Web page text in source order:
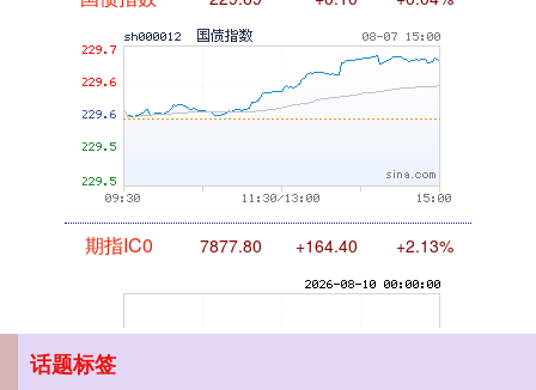
期指IC0 7877.80 +164.40 +2.13%
话题标签